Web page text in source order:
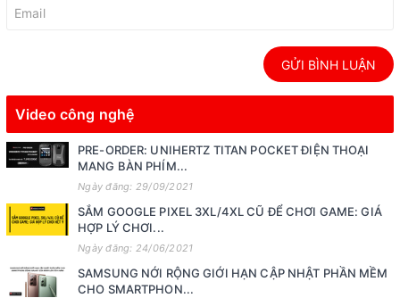
GỬI BÌNH LUẬN
Video công nghệ
PRE-ORDER: UNIHERTZ TITAN POCKET ĐIỆN THOẠI
MANG BÀN PHÍM...
Ngày đăng: 29/09/2021
SẮM GOOGLE PIXEL 3XL/4XL CŨ ĐỂ CHƠI GAME: GIÁ
HỢP LÝ CHƠI...
Ngày đăng: 24/06/2021
SAMSUNG NỚI RỘNG GIỚI HẠN CẬP NHẬT PHẦN MỀM
CHO SMARTPHON...